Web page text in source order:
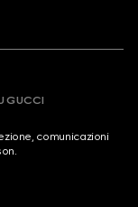
GUCCI
comunicazioni